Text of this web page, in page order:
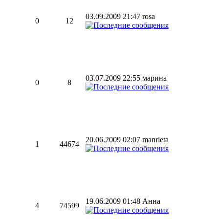
0 12
03.09.2009 21:47 rosa
0 8
03.07.2009 22:55 марина
1 44674
20.06.2009 02:07 manrieta
4 74599
19.06.2009 01:48 Анна